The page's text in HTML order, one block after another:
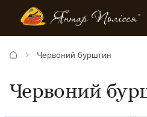
Червоний бурштин
Червоний